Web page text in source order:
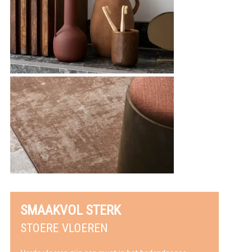
SMAAKVOL STERK
STOERE VLOEREN